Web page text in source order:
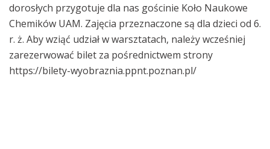
dorosłych przygotuje dla nas gościnie Koło Naukowe
Chemików UAM. Zajęcia przeznaczone są dla dzieci od 6.
r. ż. Aby wziąć udział w warsztatach, należy wcześniej
zarezerwować bilet za pośrednictwem strony
https://bilety-wyobraznia.ppnt.poznan.pl/